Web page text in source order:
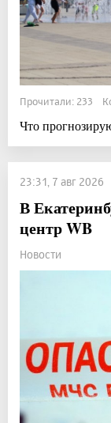
Прочитали: 233
Что
23:31, 7 авг 2026
В
центр WB
Новости